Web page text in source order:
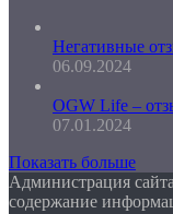
Негативные
06.09.2024
OGW Life –
07.01.2024
Показать больше
Администрация
содержание